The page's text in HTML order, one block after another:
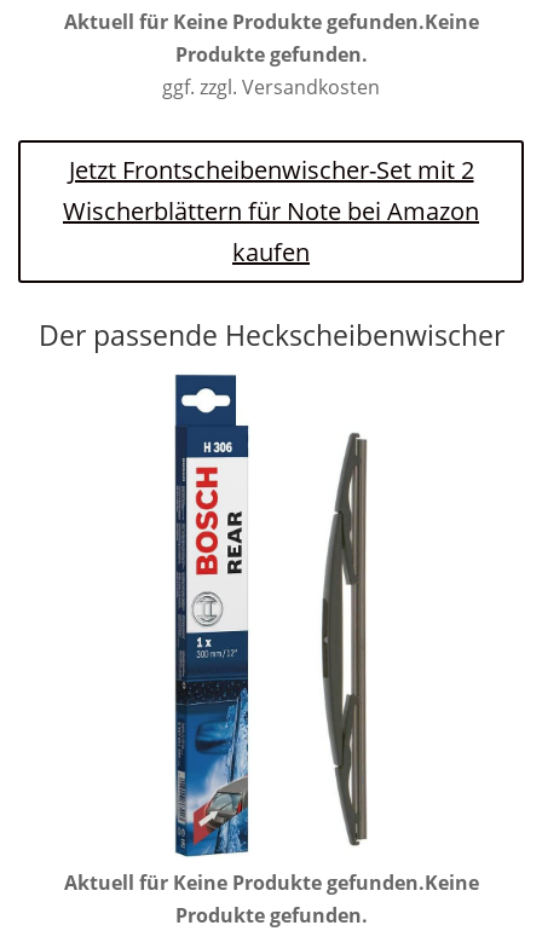
Aktuell für Keine Produkte gefunden.Keine
Produkte gefunden.
ggf. zzgl. Versandkosten
Jetzt Frontscheibenwischer-Set mit 2
Wischerblättern für Note bei Amazon
kaufen
Der passende Heckscheibenwischer
Aktuell für Keine Produkte gefunden.Keine
Produkte gefunden.